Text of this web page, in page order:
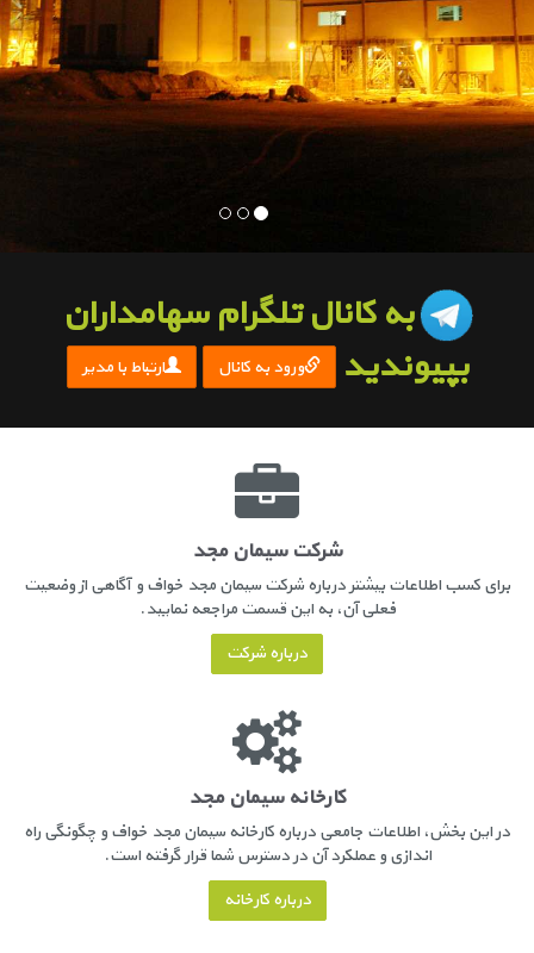
به کانال تلگرام سهامداران
بپیوندید
ورود به کانال ارتباط با مدیر
شرکت سیمان مجد
برای کسب اطلاعات بیشتر درباره شرکت سیمان مجد خواف و آگاهی از وضعیت
فعلی آن، به این قسمت مراجعه نمایید.
درباره شرکت
کارخانه سیمان مجد
در این بخش، اطلاعات جامعی درباره کارخانه سیمان مجد خواف و چگونگی راه
اندازی و عملکرد آن در دسترس شما قرار گرفته است.
درباره کارخانه